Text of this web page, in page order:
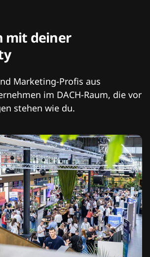
mit deiner
Marketing-Profis aus
im DACH-Raum, die vor
stehen wie du.